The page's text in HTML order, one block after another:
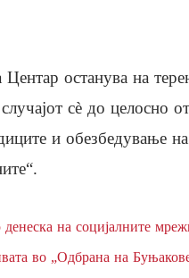
останува на
сè до целосно
и обезбедување
на социјалните
во „Одбрана на